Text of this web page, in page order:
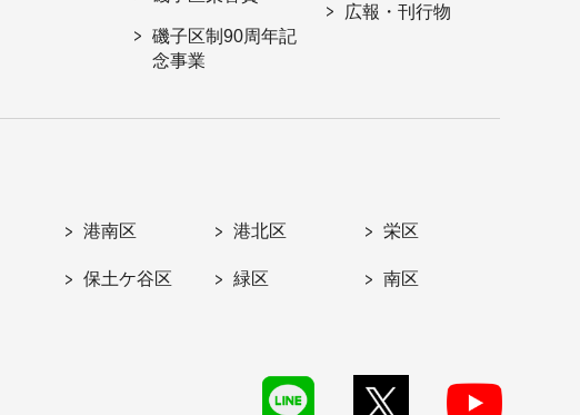
磯子区制90周年記
念事業
広報・刊行物
港南区 港北区 栄区
保土ケ谷区 緑区 南区